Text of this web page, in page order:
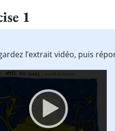
1
l’extrait vidéo, puis